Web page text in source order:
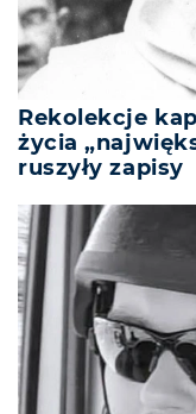
Rekolekcje
życia
ruszyły zapisy